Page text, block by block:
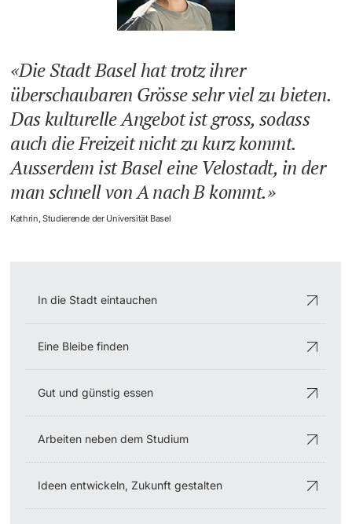
Doktorierende
weitere Informationen
Fördernde & Alumni
Termine & Fristen
Studienberatung
Studienfachberatung
Fünf Gründe, in Basel zu studieren
Rückmelden
Dokumente und Verifikation
«Start Smart»-Week
Mobilität
Weiterbildung
Die Stadt Basel hat trotz ihrer
überschaubaren Grösse sehr viel zu bieten.
Das kulturelle Angebot ist gross, sodass
auch die Freizeit nicht zu kurz kommt.
Ausserdem ist Basel eine Velostadt, in der
man schnell von A nach B kommt.
Kathrin, Studierende der Universität Basel
In die Stadt eintauchen
Eine Bleibe finden
Gut und günstig essen
Arbeiten neben dem Studium
Ideen entwickeln, Zukunft gestalten